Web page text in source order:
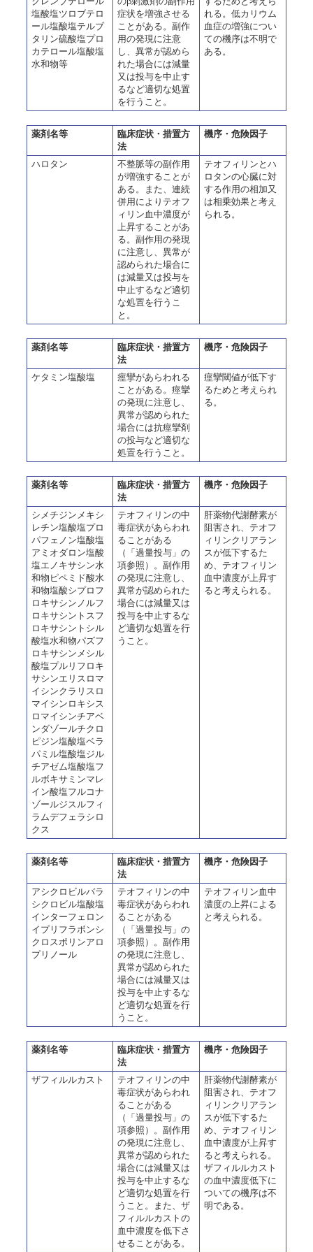
塩酸塩ツロブテロ
ール塩酸塩テルブ
タリン硫酸塩プロ
カテロール塩酸塩
水和物等
症状を増強させる
ことがある。副作
用の発現に注意
し、異常が認めら
れた場合には減量
又は投与を中止す
るなど適切な処置
を行うこと。
れる。低カリウム
血症の増強につい
ての機序は不明で
ある。
薬剤名等
臨床症状・措置方
法
機序・危険因子
ハロタン
不整脈等の副作用
が増強することが
ある。また、連続
併用によりテオフ
ィリン血中濃度が
上昇することがあ
る。副作用の発現
に注意し、異常が
認められた場合に
は減量又は投与を
中止するなど適切
な処置を行うこ
と。
テオフィリンとハ
ロタンの心臓に対
する作用の相加又
は相乗効果と考え
られる。
薬剤名等
臨床症状・措置方
法
機序・危険因子
ケタミン塩酸塩
痙攣があらわれる
ことがある。痙攣
の発現に注意し、
異常が認められた
場合には抗痙攣剤
の投与など適切な
処置を行うこと。
痙攣閾値が低下す
るためと考えられ
る。
薬剤名等
臨床症状・措置方
法
機序・危険因子
シメチジンメキシ
レチン塩酸塩プロ
パフェノン塩酸塩
アミオダロン塩酸
塩エノキサシン水
和物ピペミド酸水
和物塩酸シプロフ
ロキサシンノルフ
ロキサシントスフ
ロキサシントシル
酸塩水和物パズフ
ロキサシンメシル
酸塩プルリフロキ
サシンエリスロマ
イシンクラリスロ
マイシンロキシス
ロマイシンチアベ
ンダゾールチクロ
ピジン塩酸塩ベラ
パミル塩酸塩ジル
チアゼム塩酸塩フ
ルボキサミンマレ
イン酸塩フルコナ
ゾールジスルフィ
ラムデフェラシロ
クス
テオフィリンの中
毒症状があらわれ
ることがある
（「過量投与」の
項参照）。副作用
の発現に注意し、
異常が認められた
場合には減量又は
投与を中止するな
ど適切な処置を行
うこと。
肝薬物代謝酵素が
阻害され、テオフ
ィリンクリアラン
スが低下するた
め、テオフィリン
血中濃度が上昇す
ると考えられる。
薬剤名等
臨床症状・措置方
法
機序・危険因子
アシクロビルバラ
シクロビル塩酸塩
インターフェロン
イプリフラボンシ
クロスポリンアロ
プリノール
テオフィリンの中
毒症状があらわれ
ることがある
（「過量投与」の
項参照）。副作用
の発現に注意し、
異常が認められた
場合には減量又は
投与を中止するな
ど適切な処置を行
うこと。
テオフィリン血中
濃度の上昇による
と考えられる。
薬剤名等
臨床症状・措置方
法
機序・危険因子
ザフィルルカスト
テオフィリンの中
毒症状があらわれ
ることがある
（「過量投与」の
項参照）。副作用
の発現に注意し、
異常が認められた
場合には減量又は
投与を中止するな
ど適切な処置を行
うこと。また、ザ
フィルルカストの
血中濃度を低下さ
せることがある。
肝薬物代謝酵素が
阻害され、テオフ
ィリンクリアラン
スが低下するた
め、テオフィリン
血中濃度が上昇す
ると考えられる。
ザフィルルカスト
の血中濃度低下に
ついての機序は不
明である。